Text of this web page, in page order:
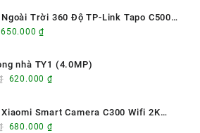
Trời 360 Độ TP-Link Tapo C500
CAM003
Giá
là:
800.000 ₫.
650.000₫
tại
là:
nhà TY1 (4.0MP)
Giá
là:
1.151.000 ₫.
620.000₫Giá
tại
là:
Smart Camera C300 Wifi 2K
– Quay 360°, AI nhận diện người, hình
Giá
680.000₫Giá